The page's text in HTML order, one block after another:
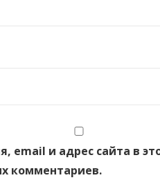
email и адрес сайта в
комментариев.